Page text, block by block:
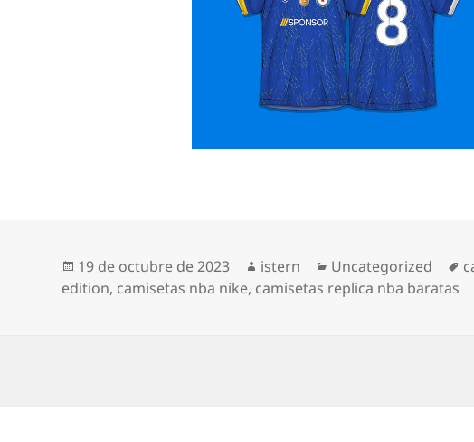
Publicado
el
19 de octubre de 2023 Autor
istern Categorías
Uncategorized
edition, camisetas nba nike, camisetas replica nba baratas